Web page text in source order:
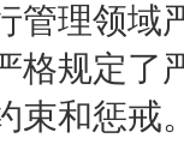
管理领
格规定了
束和惩戒